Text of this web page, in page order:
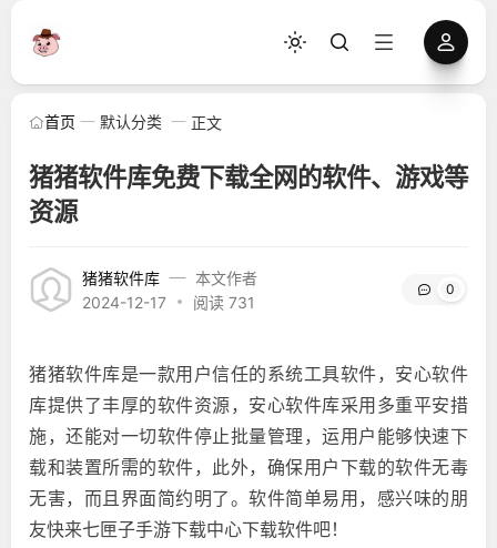
首页 默认分类 正文
猪猪软件库免费下载全网的软件、游戏等
资源
猪猪软件库
本文作者
2024-12-17
阅读 731
0
猪猪软件库是一款用户信任的系统工具软件，安心软件
库提供了丰厚的软件资源，安心软件库采用多重平安措
施，还能对一切软件停止批量管理，运用户能够快速下
载和装置所需的软件，此外，确保用户下载的软件无毒
无害，而且界面简约明了。软件简单易用，感兴味的朋
友快来七匣子手游下载中心下载软件吧！